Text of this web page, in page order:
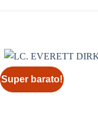
Super barato!